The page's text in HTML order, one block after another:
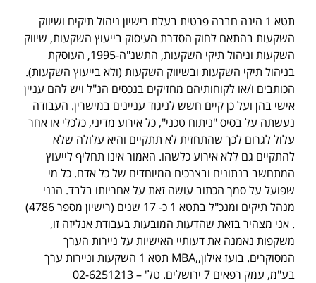
תטא 1 הינה חברה פרטית בעלת רישיון ניהול תיקים ושיווק
השקעות בהתאם לחוק הסדרת העיסוק בייעוץ השקעות, שיווק
השקעות וניהול תיקי השקעות, התשנ"ה-1995, העוסקת
בניהול תיקי השקעות ובשיווק השקעות (ולא בייעוץ השקעות).
הכותבים ו/או לקוחותיהם מחזיקים בנכסים הנ"ל ויש להם עניין
אישי בהן ועל כן קיים חשש לניגוד עניינים במישרין. העבודה
נעשתה על בסיס "ניתוח טכני", כל אירוע מדיני, כלכלי או אחר
עלול לגרום לכך שהתחזית לא תתקיים והיא עלולה שלא
להתקיים גם ללא אירוע כלשהו. האמור אינו תחליף לייעוץ
המתחשב בנתונים ובצרכים המיוחדים של כל אדם. כל מי
שפועל על סמך הכתוב עושה זאת על אחריותו בלבד. הנני
מנהל תיקים ומנכ"ל בתטא 1 כ- 17 שנים (רישיון מספר 4786)
. אני מצהיר בזאת שהדעות המובעות בעבודת אנליזה זו,
משקפות נאמנה את דעותיי האישיות על ניירות הערך
המסוקרים. בועז אילון,,MBA תטא 1 השקעות וניירות ערך
בע"מ, עמק רפאים 7 ירושלים. טל' – 02-6251213